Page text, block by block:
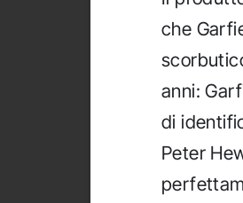
che
anni:
di
Peter